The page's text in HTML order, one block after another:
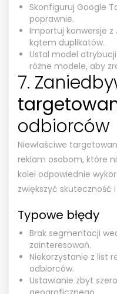
Skonfiguruj Google
poprawnie.
Importuj konwersje z
kątem duplikatów.
Ustal model
różne modele, aby
7.
odbiorców
Niewłaściwe
reklam osobom, które
kolei odpowiednie
zwiększyć skuteczność
Typowe błędy
Brak segmentacji
zainteresowań.
Niekorzystanie z list
odbiorców.
Ustawianie zbyt